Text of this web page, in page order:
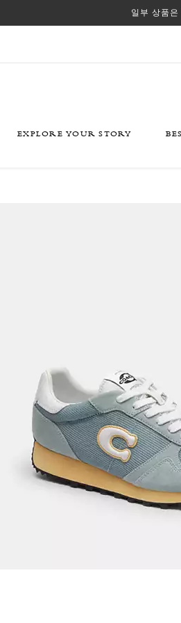
일부 상품
EXPLORE YOUR STORY